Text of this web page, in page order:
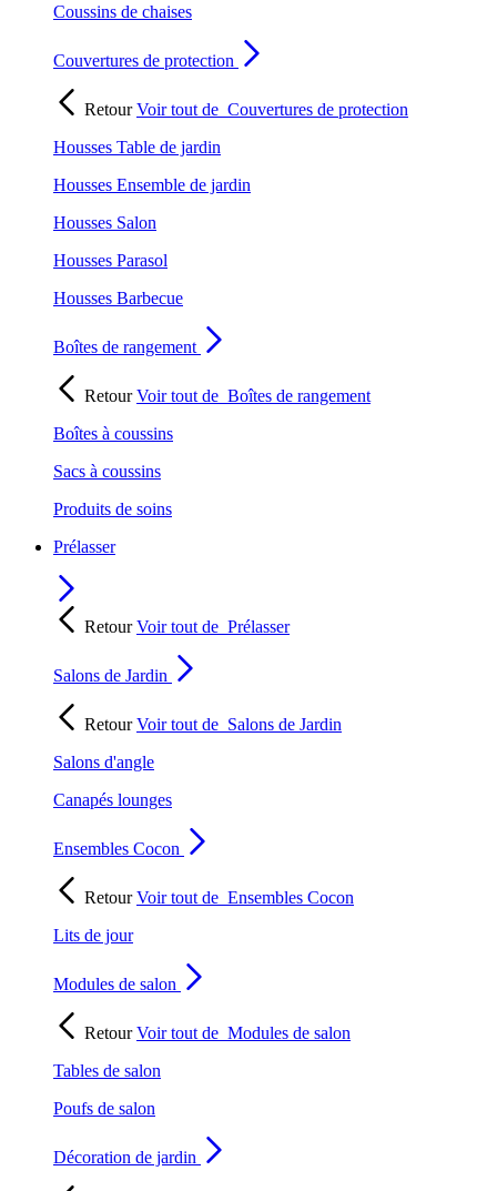
Coussins de chaises
Couvertures de protection
RetourVoir tout de Couvertures de protection
Housses Table de jardin
Housses Ensemble de jardin
Housses Salon
Housses Parasol
Housses Barbecue
Boîtes de rangement
RetourVoir tout de Boîtes de rangement
Boîtes à coussins
Sacs à coussins
Produits de soins
Prélasser
RetourVoir tout de Prélasser
Salons de Jardin
RetourVoir tout de Salons de Jardin
Salons d'angle
Canapés lounges
Ensembles Cocon
RetourVoir tout de Ensembles Cocon
Lits de jour
Modules de salon
RetourVoir tout de Modules de salon
Tables de salon
Poufs de salon
Décoration de jardin